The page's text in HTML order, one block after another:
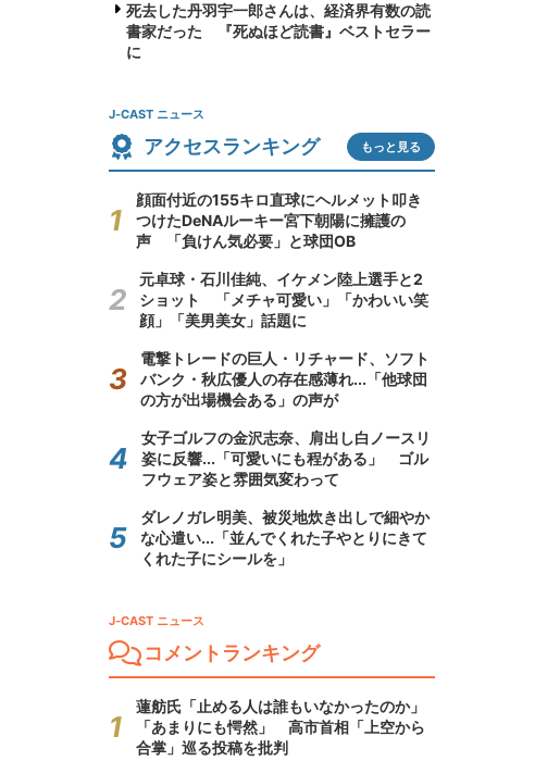
死去した丹羽宇一郎さんは、経済界有数の読
書家だった 『死ぬほど読書』ベストセラー
に
J-CAST ニュース
アクセスランキング もっと見る
顔面付近の155キロ直球にヘルメット叩き
つけたDeNAルーキー宮下朝陽に擁護の
声 「負けん気必要」と球団OB
元卓球・石川佳純、イケメン陸上選手と2
ショット 「メチャ可愛い」「かわいい笑
顔」「美男美女」話題に
電撃トレードの巨人・リチャード、ソフト
バンク・秋広優人の存在感薄れ...「他球団
の方が出場機会ある」の声が
女子ゴルフの金沢志奈、肩出し白ノースリ
姿に反響...「可愛いにも程がある」 ゴル
フウェア姿と雰囲気変わって
ダレノガレ明美、被災地炊き出しで細やか
な心遣い...「並んでくれた子やとりにきて
くれた子にシールを」
J-CAST ニュース
コメントランキング
蓮舫氏「止める人は誰もいなかったのか」
「あまりにも愕然」 高市首相「上空から
合掌」巡る投稿を批判